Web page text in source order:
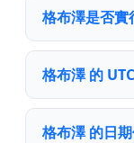
格布澤是否實
格布澤 的
格布澤 的日